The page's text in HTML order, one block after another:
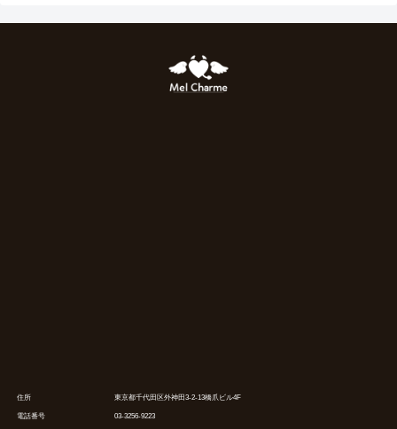
住所 東京都千代田区外神田3-2-13橋爪ビル4F
電話番号 03-3256-9223